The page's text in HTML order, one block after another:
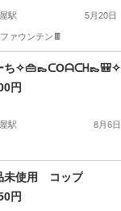
駅 5月20日
ァウンテン🍫
上塩屋駅 キッチン家電
ン
ち✧👜👞ᑕOᗩᑕᕼ👞🎒✧
円
駅 8月6日
上塩屋駅 その他
未使用 コップ
円